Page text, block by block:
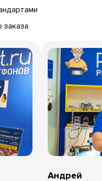
заказа
Андрей